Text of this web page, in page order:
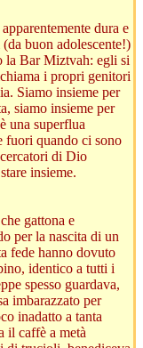
dura e
buon adolescente!)
la Bar Miztvah: egli si
i propri genitori
Siamo insieme per
siamo insieme per
una superflua
fuori quando ci sono
di Dio
insieme.
gattona e
per la nascita di un
fede hanno dovuto
identico a tutti i
spesso guardava,
imbarazzato per
inadatto a tanta
il caffè a metà